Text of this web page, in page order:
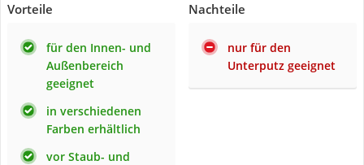
Vorteile
für den Innen- und
Außenbereich
geeignet
in verschiedenen
Farben erhältlich
vor Staub- und
Nachteile
nur für den
Unterputz geeignet